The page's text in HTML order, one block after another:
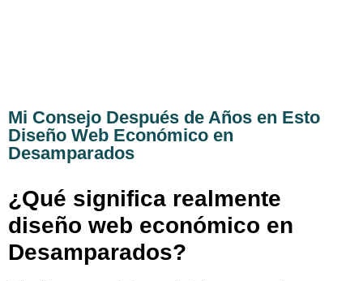
Mi Consejo Después de Años en Esto
Diseño Web Económico en
Desamparados
¿Qué significa realmente
diseño web económico en
Desamparados?